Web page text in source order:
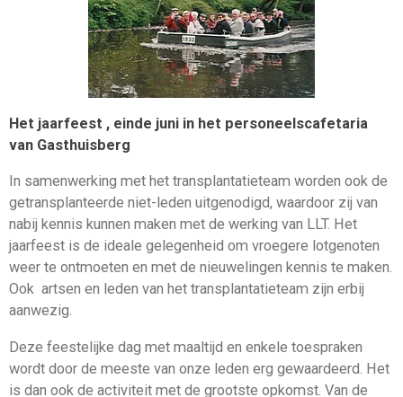
Het jaarfeest , einde juni in het personeelscafetaria
van Gasthuisberg
In samenwerking met het transplantatieteam worden ook de
getransplanteerde niet-leden uitgenodigd, waardoor zij van
nabij kennis kunnen maken met de werking van LLT. Het
jaarfeest is de ideale gelegenheid om vroegere lotgenoten
weer te ontmoeten en met de nieuwelingen kennis te maken.
Ook artsen en leden van het transplantatieteam zijn erbij
aanwezig.
Deze feestelijke dag met maaltijd en enkele toespraken
wordt door de meeste van onze leden erg gewaardeerd. Het
is dan ook de activiteit met de grootste opkomst. Van de